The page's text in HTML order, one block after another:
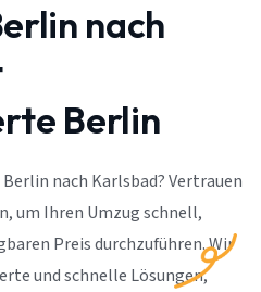
nach
Berlin
nach Karlsbad? Vertrauen
um Ihren Umzug schnell,
Preis durchzuführen. Wir
und schnelle Lösungen,